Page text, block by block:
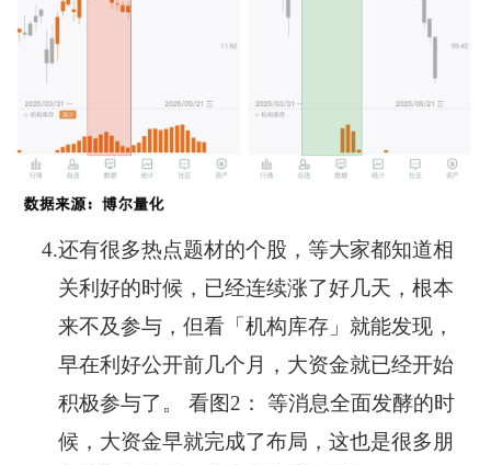
4.还有很多热点题材的个股，等大家都知道相
关利好的时候，已经连续涨了好几天，根本
来不及参与，但看「机构库存」就能发现，
早在利好公开前几个月，大资金就已经开始
积极参与了。 看图2： 等消息全面发酵的时
候，大资金早就完成了布局，这也是很多朋